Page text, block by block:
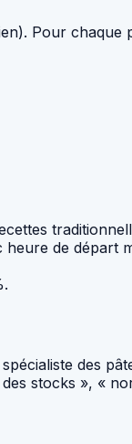
Pour chaque
heure de départ
des
stocks », «